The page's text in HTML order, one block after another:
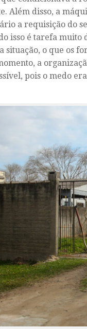
Além disso, a
a requisição do
isso é tarefa
situação, o que os
a
pois o medo